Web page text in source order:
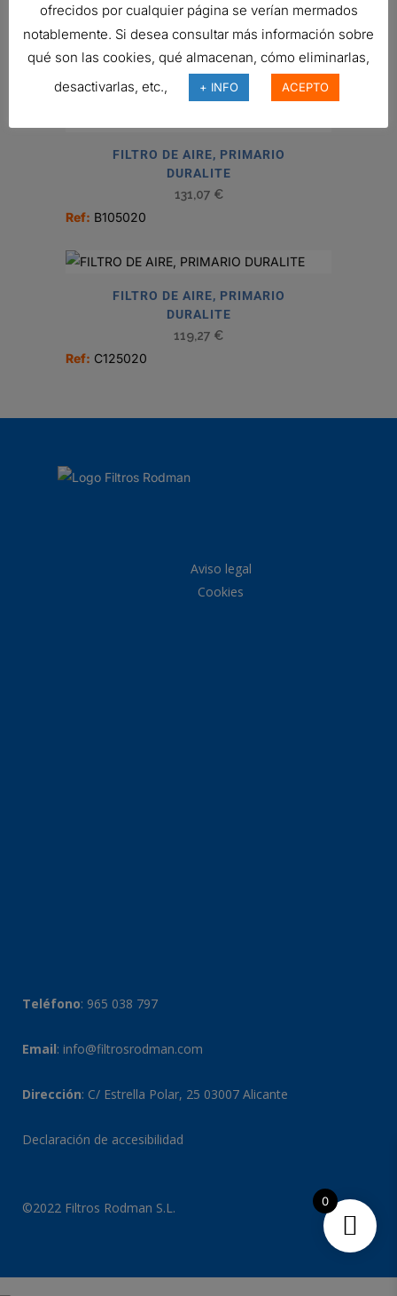
ENSAMBLE PURIFICADOR DE AIRE
FILTRO DE AIRE, PRIMARIO
DURALITE
131,07 €
Ref: B105020
FILTRO DE AIRE, PRIMARIO
DURALITE
119,27 €
Ref: C125020
Aviso legal
Cookies
Teléfono: 965 038 797
Email: info@filtrosrodman.com
Dirección: C/ Estrella Polar, 25 03007 Alicante
Declaración de accesibilidad
©2022 Filtros Rodman S.L.
ofrecidos por cualquier página se verían mermados
notablemente. Si desea consultar más información sobre
qué son las cookies, qué almacenan, cómo eliminarlas,
desactivarlas, etc.,
+ INFO ACEPTO
0